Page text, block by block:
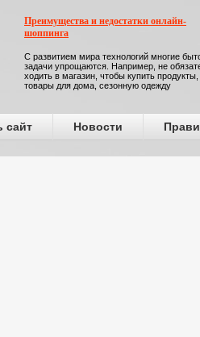
Преимущества и недостатки онлайн-
шоппинга
С развитием мира технологий многие
задачи упрощаются. Например, не
ходить в магазин, чтобы купить продукты,
товары для дома, сезонную одежду
сайт Новости